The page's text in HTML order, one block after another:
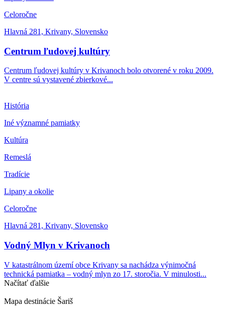
Celoročne
Hlavná 281, Krivany, Slovensko
Centrum ľudovej kultúry
Centrum ľudovej kultúry v Krivanoch bolo otvorené v roku 2009.
V centre sú vystavené zbierkové...
História
Iné významné pamiatky
Kultúra
Remeslá
Tradície
Lipany a okolie
Celoročne
Hlavná 281, Krivany, Slovensko
Vodný Mlyn v Krivanoch
V katastrálnom území obce Krivany sa nachádza výnimočná
technická pamiatka – vodný mlyn zo 17. storočia. V minulosti...
Načítať ďalšie
Mapa destinácie Šariš